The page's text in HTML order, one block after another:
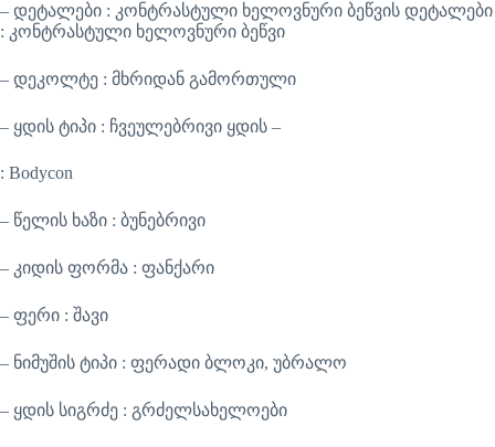
– დეტალები : კონტრასტული ხელოვნური ბეწვის დეტალები
: კონტრასტული ხელოვნური ბეწვი
– დეკოლტე : მხრიდან გამორთული
– ყდის ტიპი : ჩვეულებრივი ყდის –
: Bodycon
– წელის ხაზი : ბუნებრივი
– კიდის ფორმა : ფანქარი
– ფერი : შავი
– ნიმუშის ტიპი : ფერადი ბლოკი, უბრალო
– ყდის სიგრძე : გრძელსახელოები